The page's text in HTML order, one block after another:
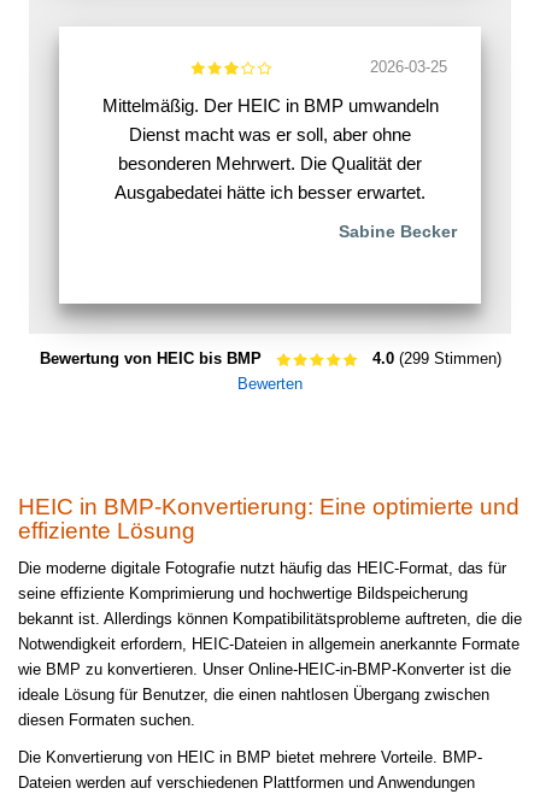
2026-03-25
Mittelmäßig. Der HEIC in BMP umwandeln
Dienst macht was er soll, aber ohne
besonderen Mehrwert. Die Qualität der
Ausgabedatei hätte ich besser erwartet.
Sabine Becker
Bewertung von HEIC bis BMP 4.0(299 Stimmen)
Bewerten
HEIC in BMP-Konvertierung: Eine optimierte und
effiziente Lösung
Die moderne digitale Fotografie nutzt häufig das HEIC-Format, das für
seine effiziente Komprimierung und hochwertige Bildspeicherung
bekannt ist. Allerdings können Kompatibilitätsprobleme auftreten, die die
Notwendigkeit erfordern, HEIC-Dateien in allgemein anerkannte Formate
wie BMP zu konvertieren. Unser Online-HEIC-in-BMP-Konverter ist die
ideale Lösung für Benutzer, die einen nahtlosen Übergang zwischen
diesen Formaten suchen.
Die Konvertierung von HEIC in BMP bietet mehrere Vorteile. BMP-
Dateien werden auf verschiedenen Plattformen und Anwendungen